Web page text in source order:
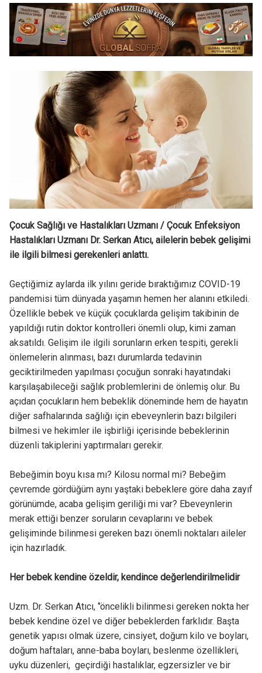
Çocuk Sağlığı ve Hastalıkları Uzmanı / Çocuk Enfeksiyon
Hastalıkları Uzmanı Dr. Serkan Atıcı, ailelerin bebek gelişimi
ile ilgili bilmesi gerekenleri anlattı.
Geçtiğimiz aylarda ilk yılını geride bıraktığımız COVID-19
pandemisi tüm dünyada yaşamın hemen her alanını etkiledi.
Özellikle bebek ve küçük çocuklarda gelişim takibinin de
yapıldığı rutin doktor kontrolleri önemli olup, kimi zaman
aksatıldı. Gelişim ile ilgili sorunların erken tespiti, gerekli
önlemelerin alınması, bazı durumlarda tedavinin
geciktirilmeden yapılması çocuğun sonraki hayatındaki
karşılaşabileceği sağlık problemlerini de önlemiş olur. Bu
açıdan çocukların hem bebeklik döneminde hem de hayatın
diğer safhalarında sağlığı için ebeveynlerin bazı bilgileri
bilmesi ve hekimler ile işbirliği içerisinde bebeklerinin
düzenli takiplerini yaptırmaları gerekir.
Bebeğimin boyu kısa mı? Kilosu normal mi? Bebeğim
çevremde gördüğüm aynı yaştaki bebeklere göre daha zayıf
görünümde, acaba gelişim geriliği mi var? Ebeveynlerin
merak ettiği benzer soruların cevaplarını ve bebek
gelişiminde bilinmesi gereken bazı önemli noktaları aileler
için hazırladık.
Her bebek kendine özeldir, kendince değerlendirilmelidir
Uzm. Dr. Serkan Atıcı, ‘’öncelikli bilinmesi gereken nokta her
bebek kendine özel ve diğer bebeklerden farklıdır. Başta
genetik yapısı olmak üzere, cinsiyet, doğum kilo ve boyları,
doğum haftaları, anne-baba boyları, beslenme özellikleri,
uyku düzenleri, geçirdiği hastalıklar, egzersizler ve bir